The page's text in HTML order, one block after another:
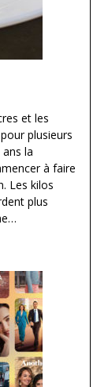
et les
plusieurs
la
à faire
Les kilos
plus